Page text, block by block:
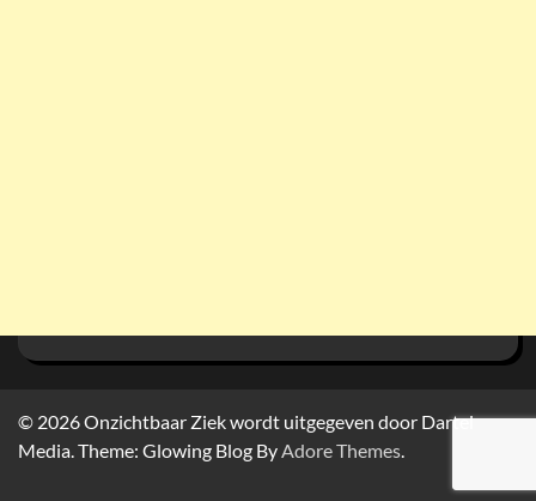
© 2026Onzichtbaar Ziek wordt uitgegeven door Dartel
Media. Theme: Glowing Blog ByAdore Themes.
Sponsoring
Readspeaker
Privacybeleid